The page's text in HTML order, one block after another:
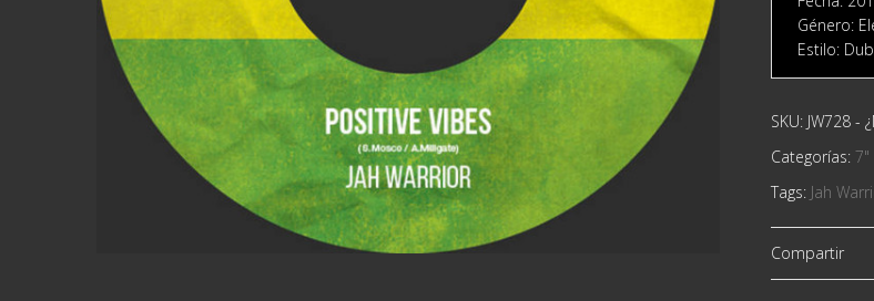
Género:
Estilo: Dub
SKU: JW728 -
Categorías:7"
Tags: Jah
Compartir